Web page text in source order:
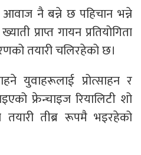
नै बन्ने छ पहिचान भन्ने
प्राप्त गायन प्रतियोगिता
तयारी चलिरहेको छ।
युवाहरूलाई प्रोत्साहन र
फ्रेन्चाइज रियालिटी शो
तीब्र रूपमै भइरहेको